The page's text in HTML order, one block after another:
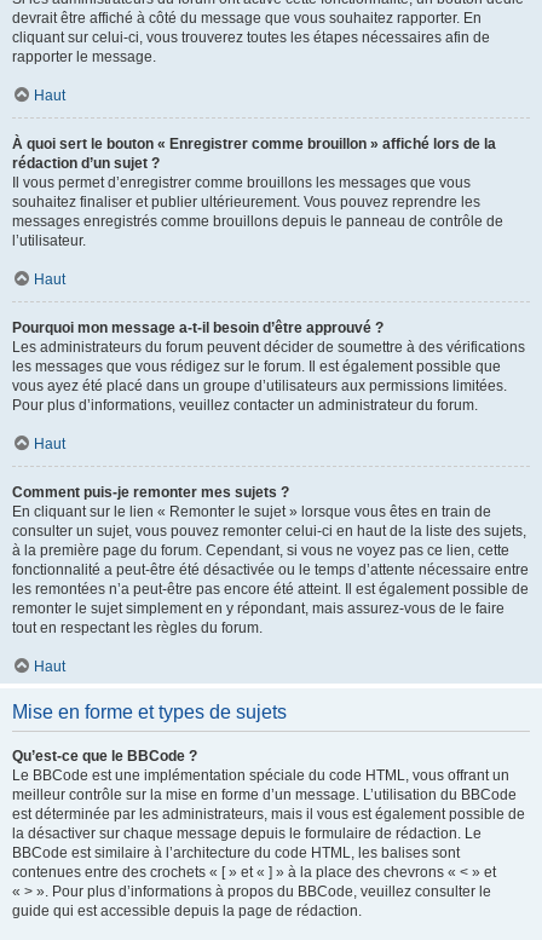
devrait être affiché à côté du message que vous souhaitez rapporter. En
cliquant sur celui-ci, vous trouverez toutes les étapes nécessaires afin de
rapporter le message.
Haut
À quoi sert le bouton « Enregistrer comme brouillon » affiché lors de la
rédaction d’un sujet ?
Il vous permet d’enregistrer comme brouillons les messages que vous
souhaitez finaliser et publier ultérieurement. Vous pouvez reprendre les
messages enregistrés comme brouillons depuis le panneau de contrôle de
l’utilisateur.
Haut
Pourquoi mon message a-t-il besoin d’être approuvé ?
Les administrateurs du forum peuvent décider de soumettre à des vérifications
les messages que vous rédigez sur le forum. Il est également possible que
vous ayez été placé dans un groupe d’utilisateurs aux permissions limitées.
Pour plus d’informations, veuillez contacter un administrateur du forum.
Haut
Comment puis-je remonter mes sujets ?
En cliquant sur le lien « Remonter le sujet » lorsque vous êtes en train de
consulter un sujet, vous pouvez remonter celui-ci en haut de la liste des sujets,
à la première page du forum. Cependant, si vous ne voyez pas ce lien, cette
fonctionnalité a peut-être été désactivée ou le temps d’attente nécessaire entre
les remontées n’a peut-être pas encore été atteint. Il est également possible de
remonter le sujet simplement en y répondant, mais assurez-vous de le faire
tout en respectant les règles du forum.
Haut
Mise en forme et types de sujets
Qu’est-ce que le BBCode ?
Le BBCode est une implémentation spéciale du code HTML, vous offrant un
meilleur contrôle sur la mise en forme d’un message. L’utilisation du BBCode
est déterminée par les administrateurs, mais il vous est également possible de
la désactiver sur chaque message depuis le formulaire de rédaction. Le
BBCode est similaire à l’architecture du code HTML, les balises sont
contenues entre des crochets « [ » et « ] » à la place des chevrons « < » et
« > ». Pour plus d’informations à propos du BBCode, veuillez consulter le
guide qui est accessible depuis la page de rédaction.